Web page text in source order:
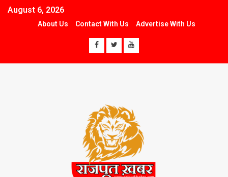
August 6, 2026
About Us Contact With Us Advertise With Us